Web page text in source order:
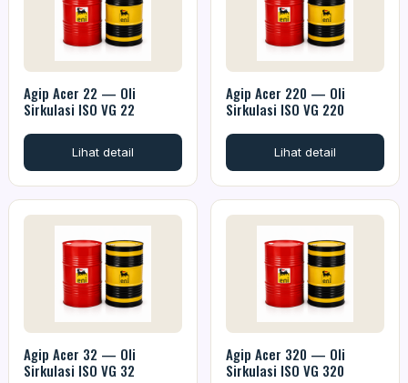
Agip Acer 22 — Oli
Sirkulasi ISO VG 22
Lihat detail
Agip Acer 220 — Oli
Sirkulasi ISO VG 220
Lihat detail
Agip Acer 32 — Oli
Sirkulasi ISO VG 32
Agip Acer 320 — Oli
Sirkulasi ISO VG 320